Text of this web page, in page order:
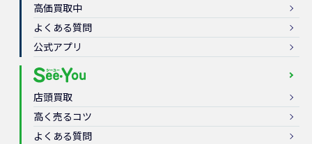
高価買取中
よくある質問
公式アプリ
店頭買取
高く売るコツ
よくある質問